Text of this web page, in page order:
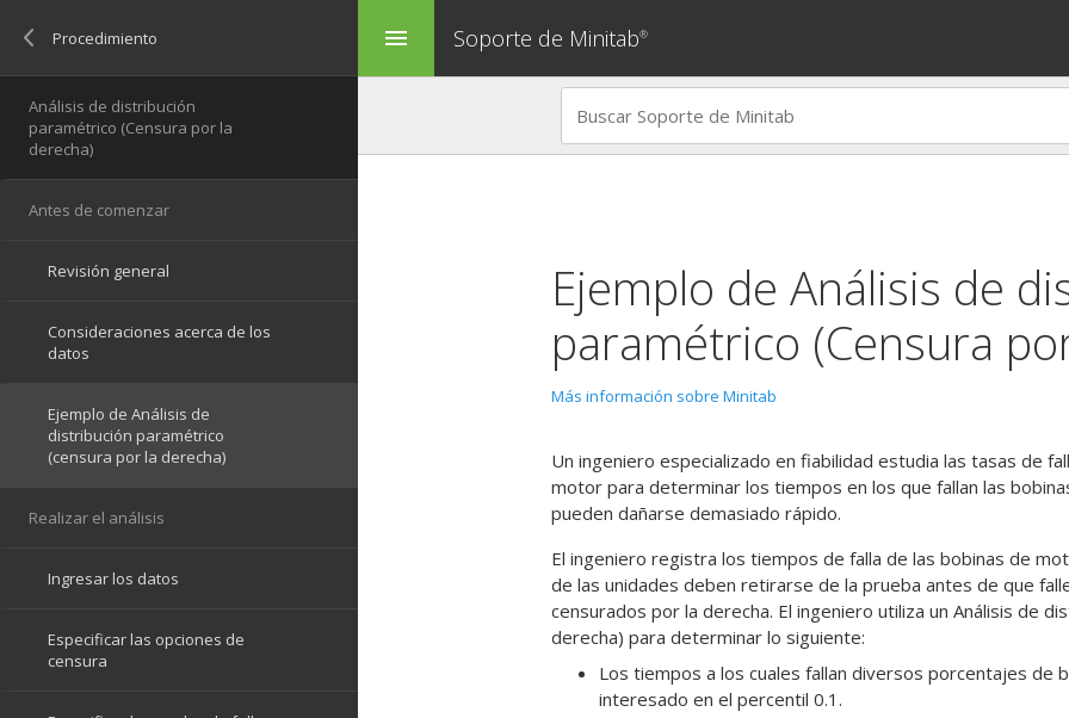
menu Soporte de Minitab®
Ejemplo de Análisis de
paramétrico (Censura
Más información sobre Minitab
Un ingeniero especializado en fiabilidad estudia las tasas de
motor para determinar los tiempos en los que fallan las
pueden dañarse demasiado rápido.
El ingeniero registra los tiempos de falla de las bobinas de
de las unidades deben retirarse de la prueba antes de que
censurados por la derecha. El ingeniero utiliza un Análisis de
derecha) para determinar lo siguiente:
Los tiempos a los cuales fallan diversos porcentajes de
interesado en el percentil 0.1.